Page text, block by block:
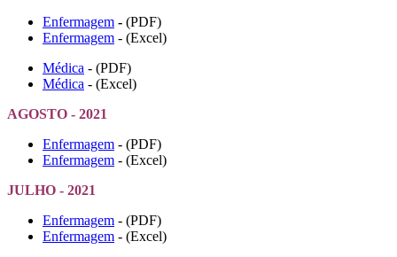
Enfermagem - (PDF)
Enfermagem - (Excel)
Médica - (PDF)
Médica - (Excel)
AGOSTO - 2021
Enfermagem - (PDF)
Enfermagem - (Excel)
JULHO - 2021
Enfermagem - (PDF)
Enfermagem - (Excel)